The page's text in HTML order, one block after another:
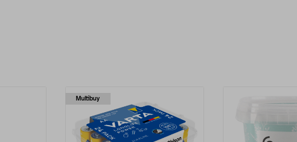
Multibuy